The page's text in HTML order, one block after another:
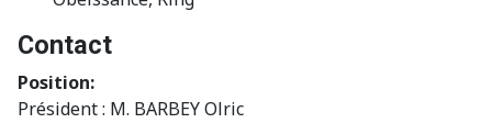
Contact
Position:
Président : M. BARBEY Olric